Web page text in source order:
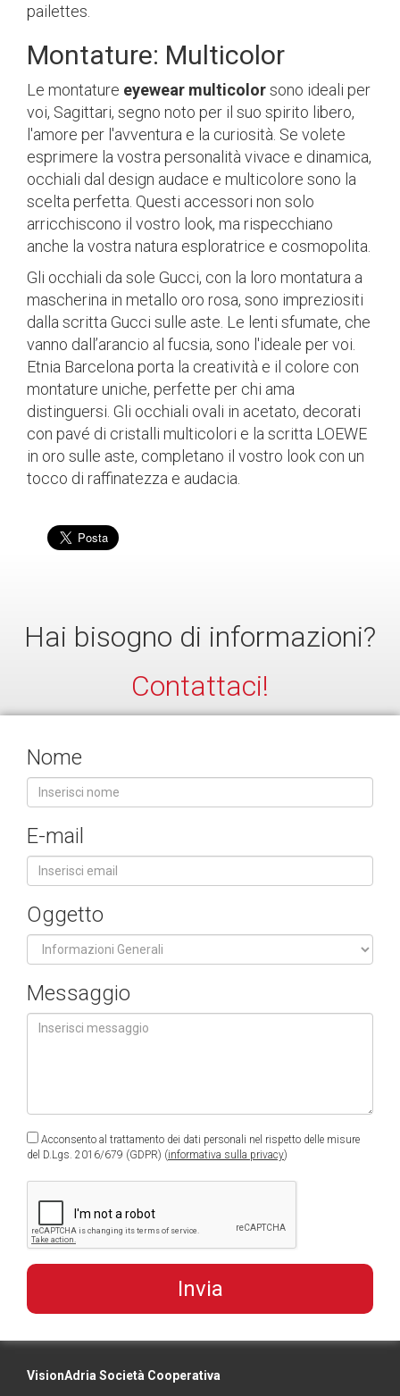
pailettes.
Montature: Multicolor
Le montature eyewear multicolorsono ideali per
voi, Sagittari, segno noto per il suo spirito libero,
l'amore per l'avventura e la curiosità. Se volete
esprimere la vostra personalità vivace e dinamica,
occhiali dal design audace e multicolore sono la
scelta perfetta. Questi accessori non solo
arricchiscono il vostro look, ma rispecchiano
anche la vostra natura esploratrice e cosmopolita.
Gli occhiali da sole Gucci, con la loro montatura a
mascherina in metallo oro rosa, sono impreziositi
dalla scritta Gucci sulle aste. Le lenti sfumate, che
vanno dall’arancio al fucsia, sono l'ideale per voi.
Etnia Barcelona porta la creatività e il colore con
montature uniche, perfette per chi ama
distinguersi. Gli occhiali ovali in acetato, decorati
con pavé di cristalli multicolori e la scritta LOEWE
in oro sulle aste, completano il vostro look con un
tocco di raffinatezza e audacia.
Hai bisogno di informazioni?
Contattaci!
Nome
E-mail
Oggetto
Messaggio
Acconsento al trattamento dei dati personali nel rispetto delle misure
del D.Lgs. 2016/679 (GDPR) (informativa sulla privacy)
VisionAdria Società Cooperativa